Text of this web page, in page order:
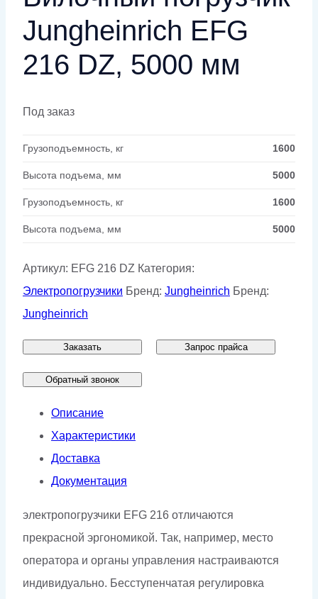
Jungheinrich EFG
216 DZ, 5000 мм
Под заказ
Грузоподъемность, кг 1600
Высота подъема, мм 5000
Грузоподъемность, кг 1600
Высота подъема, мм 5000
Артикул: EFG 216 DZ Категория:
Электропогрузчики Бренд: Jungheinrich Бренд:
Jungheinrich
Заказать Запрос прайса
Обратный звонок
Описание
Характеристики
Доставка
Документация
электропогрузчики EFG 216 отличаются
прекрасной эргономикой. Так, например, место
оператора и органы управления настраиваются
индивидуально. Бесступенчатая регулировка